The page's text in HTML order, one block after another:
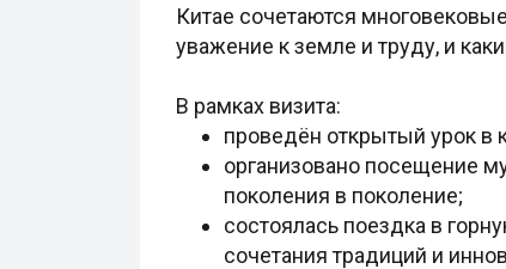
Китае сочетаются
уважение к земле и труду, и
В рамках визита:
проведён открытый урок в
организовано посещение
поколения в поколение;
состоялась поездка в
сочетания традиций и